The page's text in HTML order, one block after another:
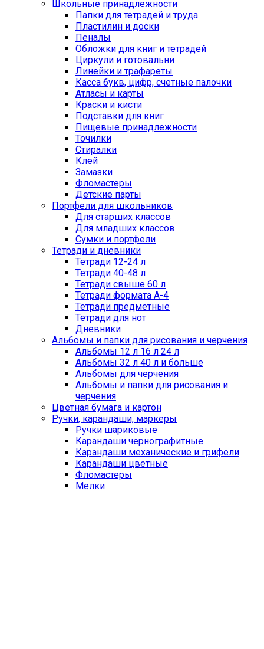
Школьные принадлежности
Папки для тетрадей и труда
Пластилин и доски
Пеналы
Обложки для книг и тетрадей
Циркули и готовальни
Линейки и трафареты
Касса букв, цифр, счетные палочки
Атласы и карты
Краски и кисти
Подставки для книг
Пищевые принадлежности
Точилки
Стиралки
Клей
Замазки
Фломастеры
Детские парты
Портфели для школьников
Для старших классов
Для младших классов
Сумки и портфели
Тетради и дневники
Тетради 12-24 л
Тетради 40-48 л
Тетради свыше 60 л
Тетради формата А-4
Тетради предметные
Тетради для нот
Дневники
Альбомы и папки для рисования и черчения
Альбомы 12 л 16 л 24 л
Альбомы 32 л 40 л и больше
Альбомы для черчения
Альбомы и папки для рисования и
черчения
Цветная бумага и картон
Ручки, карандаши, маркеры
Ручки шариковые
Карандаши чернографитные
Карандаши механические и грифели
Карандаши цветные
Фломастеры
Мелки